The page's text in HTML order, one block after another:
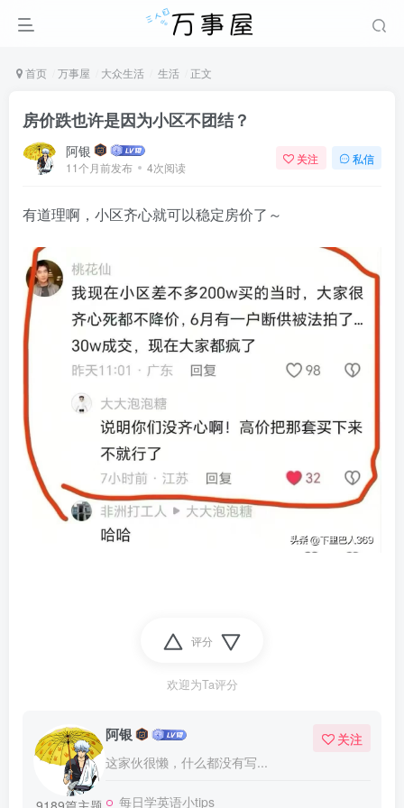
首页 万事屋 大众生活 生活 正文
房价跌也许是因为小区不团结？
阿银
11个月前发布 4次阅读
关注 私信
有道理啊，小区齐心就可以稳定房价了～
评分
欢迎为Ta评分
阿银
这家伙很懒，什么都没有写...
关注
每日学英语小tips